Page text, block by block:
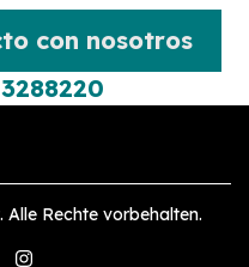
con nosotros
Rechte vorbehalten.